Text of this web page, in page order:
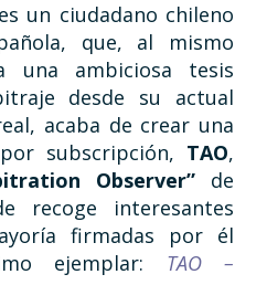
es un ciudadano chileno
que, al mismo
una ambiciosa tesis
desde su actual
acaba de crear una
por subscripción, TAO,
Observer” de
recoge interesantes
firmadas por él
ejemplar: TAO –